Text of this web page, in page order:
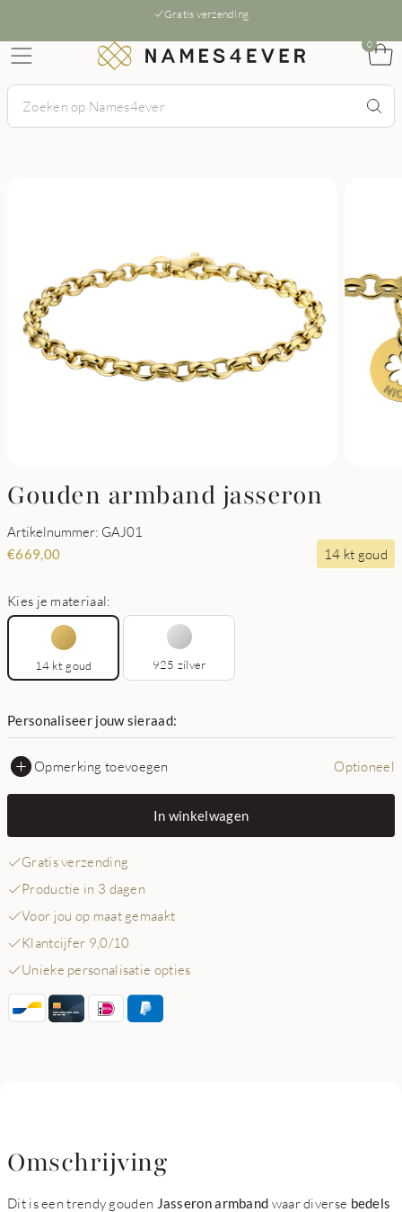
Gratis verzending
0
Gouden armband jasseron
Artikelnummer: GAJ01
€669,00 14 kt goud
Kies je materiaal:
14 kt goud 925 zilver
Personaliseer jouw sieraad:
Opmerking toevoegen Optioneel
In winkelwagen
Gratis verzending
Productie in 3 dagen
Voor jou op maat gemaakt
Klantcijfer 9,0/10
Unieke personalisatie opties
Omschrijving
Dit is een trendy gouden Jasseron armband waar diverse bedels